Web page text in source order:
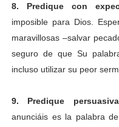
8. Predique con
imposible para Dios.
maravillosas –salvar
seguro de que Su
incluso utilizar su peor
9. Predique
anunciáis es la palabra